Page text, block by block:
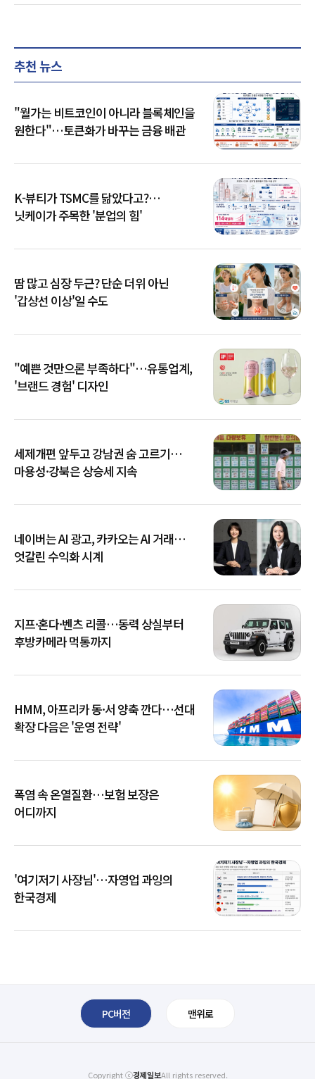
추천 뉴스
"월가는 비트코인이 아니라 블록체인을
원한다"…토큰화가 바꾸는 금융 배관
K-뷰티가 TSMC를 닮았다고?…
닛케이가 주목한 '분업의 힘'
땀 많고 심장 두근? 단순 더위 아닌
'갑상선 이상'일 수도
"예쁜 것만으론 부족하다"…유통업계,
'브랜드 경험' 디자인
세제개편 앞두고 강남권 숨 고르기…
마용성·강북은 상승세 지속
네이버는 AI 광고, 카카오는 AI 거래…
엇갈린 수익화 시계
지프·혼다·벤츠 리콜…동력 상실부터
후방카메라 먹통까지
HMM, 아프리카 동·서 양축 깐다…선대
확장 다음은 '운영 전략'
폭염 속 온열질환…보험 보장은
어디까지
'여기저기 사장님'…자영업 과잉의
한국경제
PC버전 맨위로
Copyright ⓒ경제일보All rights reserved.